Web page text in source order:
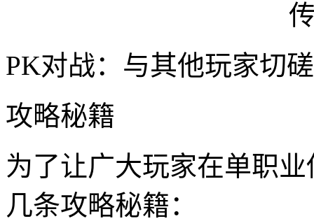
PK对战：与其他玩家切
攻略秘籍
为了让广大玩家在单职
几条攻略秘籍：